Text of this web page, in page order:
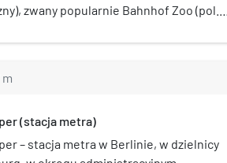
zwany popularnie Bahnhof Zoo (pol.
Charlottenburg, w okręgu
pociągi regionalne, a w latach 1882–
część trasy kolei estakadowej w 1882 r.
berlińskiego Zoo przy
m
(stacja metra)
– stacja metra w Berlinie, w dzielnicy